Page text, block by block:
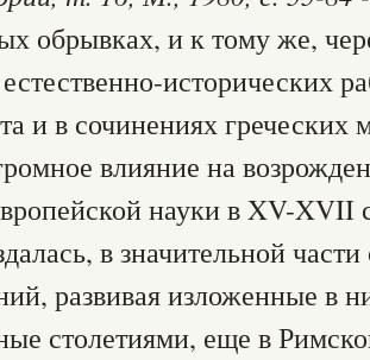
обрывках, и к тому же,
естественно-исторических
и в сочинениях греческих
влияние на
науки в XV-XVII
в значительной
развивая изложенные в
столетиями, еще в